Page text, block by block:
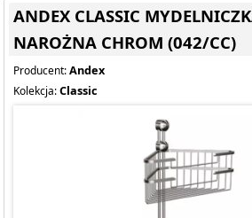
ANDEX CLASSIC
NAROŻNA CHROM (042/CC)
Producent:Andex
Kolekcja:Classic